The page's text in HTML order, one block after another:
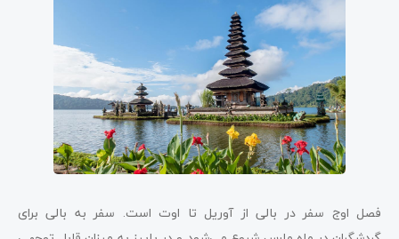
فصل اوج سفر در بالی از آوریل تا اوت است. سفر به بالی برای